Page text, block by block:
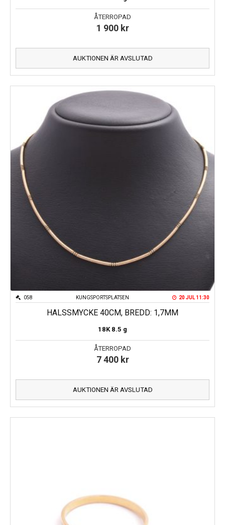
ÅTERROPAD
1 900 kr
AUKTIONEN ÄR AVSLUTAD
KUNGSPORTSPLATSEN
058 20 JUL 11:30
HALSSMYCKE 40CM, BREDD: 1,7MM
18K 8.5 g
ÅTERROPAD
7 400 kr
AUKTIONEN ÄR AVSLUTAD